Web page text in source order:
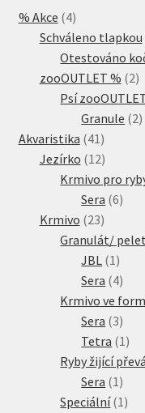
% Akce 44
produkty
Schváleno tlapkou
Otestováno
zooOUTLET % 22
Psí
Granule 22
Akvaristika 41 41
produktů
Jezírko 1212
Krmivo pro
Sera 66
Krmivo 2323
Granulát/
JBL 1 1
Sera 44
Krmivo ve
Sera 33
Tetra 1 1
Ryby žijící
Sera 1 1
Speciální 1 1